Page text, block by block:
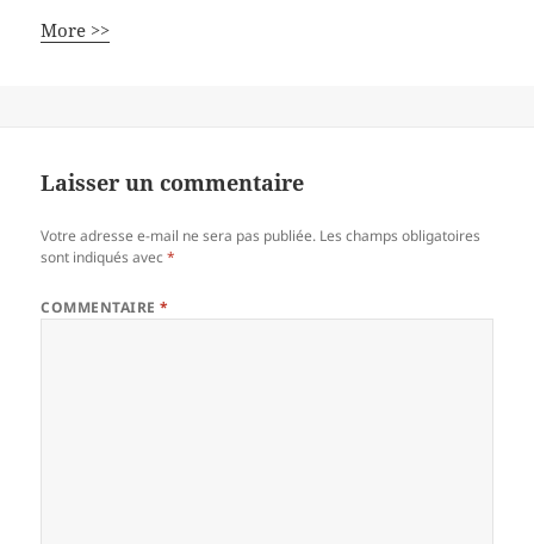
More >>
Laisser un commentaire
Votre adresse e-mail ne sera pas publiée. Les champs obligatoires
sont indiqués avec*
COMMENTAIRE*